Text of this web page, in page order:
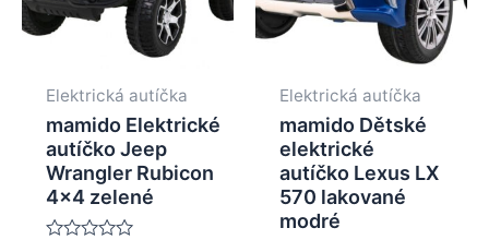
Elektrická autíčka
mamido Elektrické
autíčko Jeep
Wrangler Rubicon
4×4 zelené
Elektrická autíčka
mamido Dětské
elektrické
autíčko Lexus LX
570 lakované
modré